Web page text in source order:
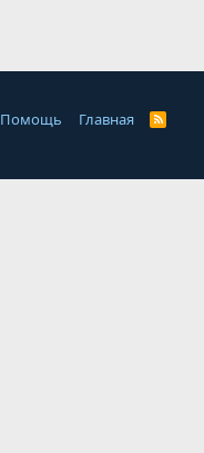
Помощь Главная